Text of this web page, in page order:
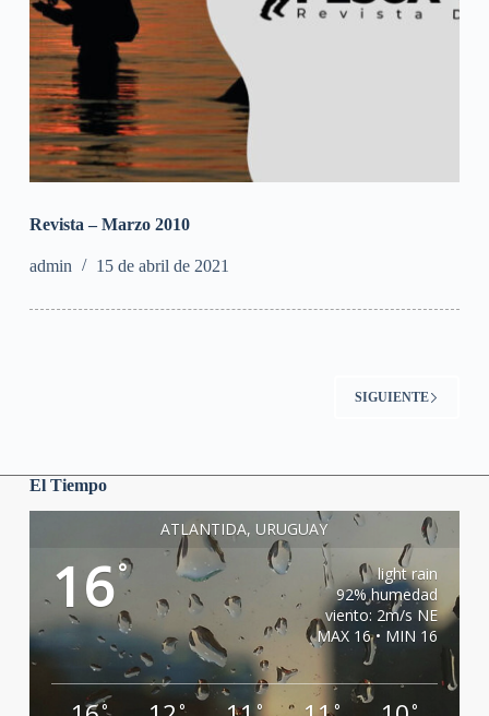
Revista – Marzo 2010
admin 15 de abril de 2021
SIGUIENTE
El Tiempo
ATLANTIDA, URUGUAY
16°
light rain
92% humedad
viento: 2m/s NE
MAX 16 • MIN 16
° ° ° ° °